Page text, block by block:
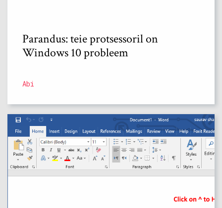
Parandus: teie protsessoril on
Windows 10 probleem
Abi